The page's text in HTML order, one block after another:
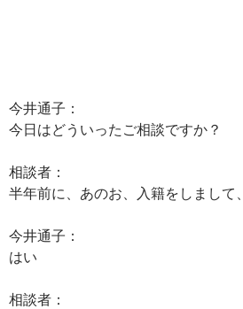
今井通子：
今日はどういったご相談ですか？
相談者：
半年前に、あのお、入籍をしまして、
今井通子：
はい
相談者：